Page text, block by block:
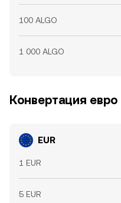
100 ALGO
1 000 ALGO
Конвертация
EUR
1 EUR
5 EUR